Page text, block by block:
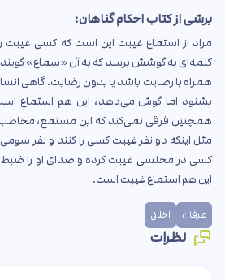
برشی از کتاب احکام گناهان:
مراد از استماع غیبت این است که کسی غیبت
کلمه‌ای به گوشش برسد که به آن «سماع»
همراه با رضایت باشد یا بدون رضایت. گاهی
بشنود اما گوش می‌دهد، این هم استماع
همچنین فرقی نمی‌کند که این مستمع، مخاطب
مثل اینکه دو نفر غیبت کسی را کنند و نفر
کسی در مجلسی غیبت کرده و صدای او را ضبط
این هم استماع غیبت است.
عرفان اخلاق
نظرات